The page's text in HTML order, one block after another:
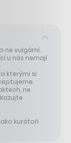
ne vulgární.
u nás nemají
kterými si
ne
kurátoři